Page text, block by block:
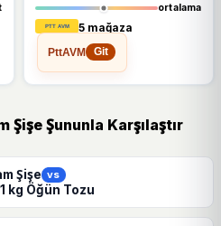
ortalama
5 mağaza
PttAVM
Git
Şişe Şununla Karşılaştır
Şişe vs
kg Öğün Tozu